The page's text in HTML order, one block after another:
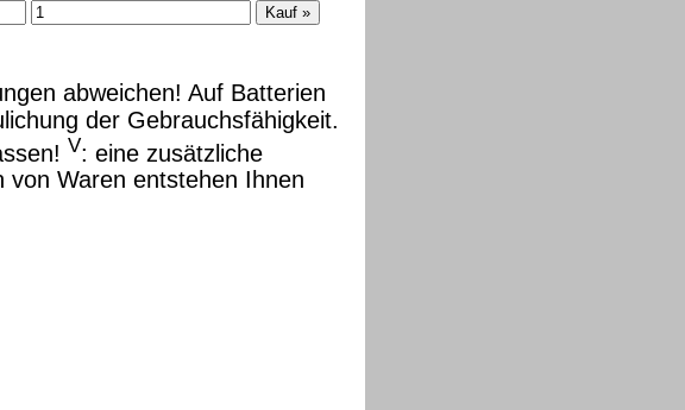
abweichen! Auf Batterien
der Gebrauchsfähigkeit.
V: eine zusätzliche
von Waren entstehen Ihnen